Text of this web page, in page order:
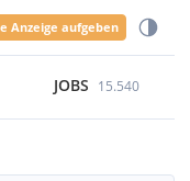
Anzeige aufgeben
JOBS 15.540